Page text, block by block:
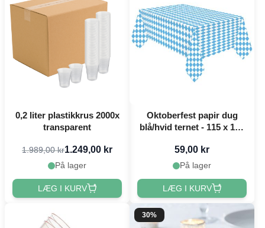
0,2 liter plastikkrus 2000x
transparent
1.989,00 kr1.249,00 kr
På lager
LÆG I KURV
Oktoberfest papir dug
blå/hvid ternet - 115 x 175
59,00 kr
På lager
LÆG I KURV
30%